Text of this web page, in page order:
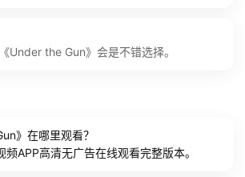
Under the Gun》会是不错选择。
》在哪里观看？
频APP高清无广告在线观看完整版本。